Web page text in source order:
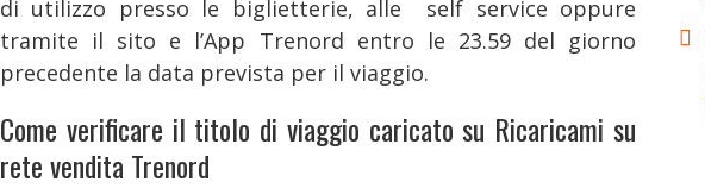
di utilizzo presso le biglietterie, alle self service oppure
tramite il sito e l’App Trenord entro le 23.59 del giorno
precedente la data prevista per il viaggio.
Come verificare il titolo di viaggio caricato su Ricaricami su
rete vendita Trenord